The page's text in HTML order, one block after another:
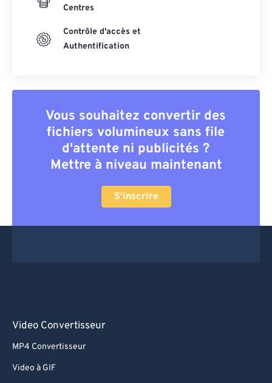
Centres
Contrôle d'accès et
Authentification
Vous souhaitez convertir des
fichiers volumineux sans file
d'attente ni publicités ?
Mettre à niveau maintenant
S'inscrire
Video Convertisseur
MP4 Convertisseur
Video à GIF